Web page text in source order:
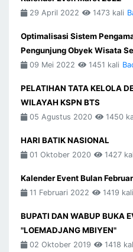
29 April 2022 1473 kali
Optimalisasi Sistem
Pengunjung Obyek Wisata
09 Mei 2022 1451 kali
PELATIHAN TATA KELOLA
WILAYAH KSPN BTS
05 Agustus 2020 1450
HARI BATIK NASIONAL
01 Oktober 2020 1427
Kalender Event Bulan
11 Februari 2022 1419 kali
BUPATI DAN WABUP BUKA
"LOEMADJANG MBIYEN"
02 Oktober 2019 1418